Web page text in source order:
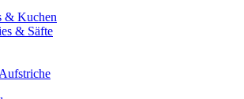
& Kuchen
& Säfte